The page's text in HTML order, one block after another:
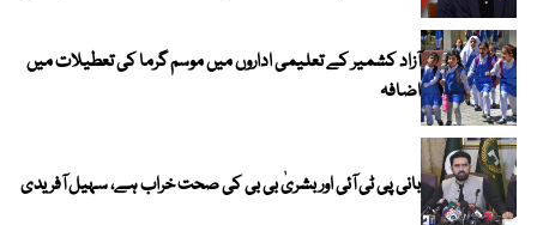
آزاد کشمیر کے تعلیمی اداروں میں موسم گرما کی تعطیلات میں
اضافہ
بانی پی ٹی آئی اور بشریٰ بی بی کی صحت خراب ہے، سہیل آفریدی